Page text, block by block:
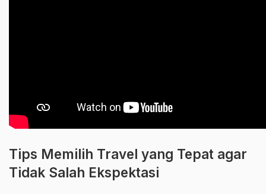
Tips Memilih Travel yang Tepat agar
Tidak Salah Ekspektasi